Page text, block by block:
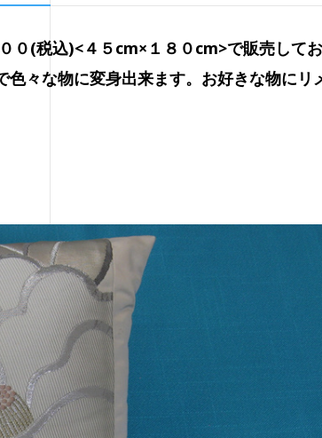
０(税込)<４５cm×１８０cm>で販売して
々な物に変身出来ます。お好きな物にリ